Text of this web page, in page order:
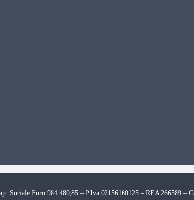
Sociale Euro 984.480,85 – P.Iva 02156160125 – REA 266589 –